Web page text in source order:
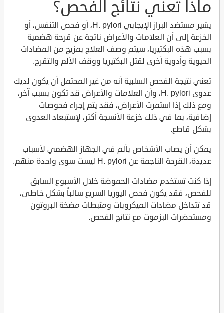
ماذا تعني نتائج الفحص؟
يشير مستضد البراز الإيجابي H. pylori، أو فحص التنفس، أو
الخزعة إلى أن العلامات والأعراض ناتجة عن قرحة هضمية
بسبب هذه البكتيريا، سيتم وصف العلاج بمزيج من المضادات
الحيوية وأدوية أخرى لقتل البكتيريا ووقف الألم والتقرح.
تعني نتيجة الفحص السلبية أنه من غير المحتمل أن يكون لديك
عدوى H. pylori، وأن العلامات والأعراض قد تكون بسبب آخر،
ومع ذلك إذا استمرت الأعراض، فقد يتم إجراء فحوصات
إضافية، بما في ذلك خزعة الأنسجة أكثر، لإستبعاد العدوى
بشكل قاطع.
يمكن أن يصاب الأشخاص بألم في الجهاز الهضمي لأسباب
عديدة، القرحة الناجمة عن H. pylori ليست سوى واحدة منهم.
إذا كنت تستخدم مضادات الحموضة خلال الأسبوع السابق
للفحص، فقد يكون فحص اليوريا السريع سالباً بشكل خاطئ،
قد تتداخل مضادات الميكروبات ومثبطات مضخة البروتون
ومستحضرات البزموت مع نتائج الفحص.